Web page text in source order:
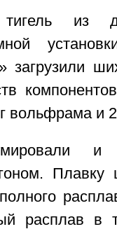
из
загрузили
вольфрама и
Плавку
расплав в